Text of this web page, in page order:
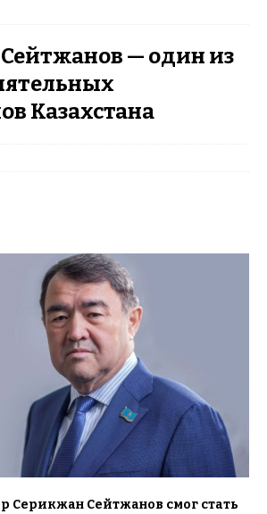
— один из
Казахстана
Серикжан Сейтжанов смог стать